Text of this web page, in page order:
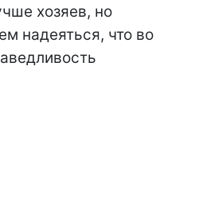
хозяев, но
надеяться, что во